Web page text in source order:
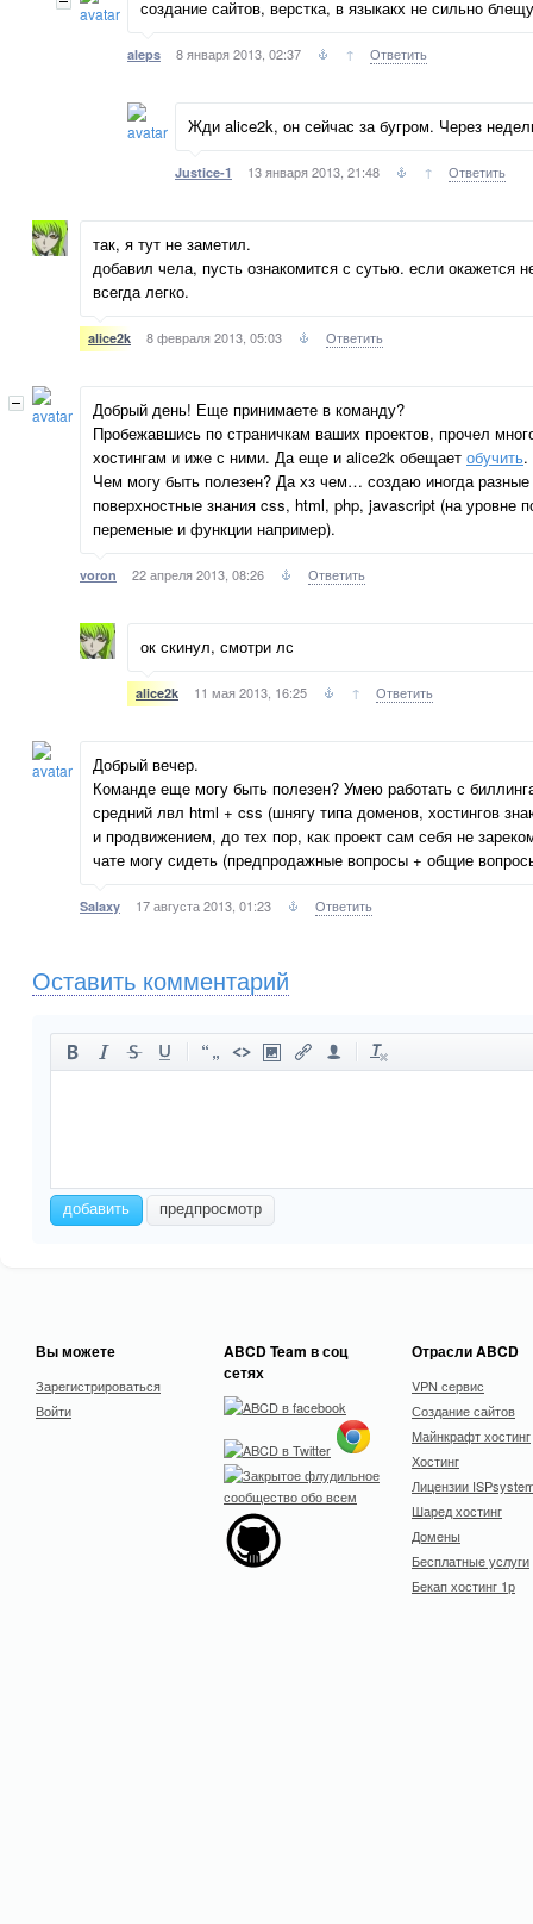
создание сайтов, верстка, в языкакх не сильно блещу
aleps 8 января 2013, 02:37 ↑ Ответить
Жди alice2k, он сейчас за бугром. Через
Justice-1 13 января 2013, 21:48 ↑ Ответить
так, я тут не заметил.
добавил чела, пусть ознакомится с сутью. если окажется
всегда легко.
alice2k 8 февраля 2013, 05:03 Ответить
Добрый день! Еще принимаете в команду?
Пробежавшись по страничкам ваших проектов, прочел
хостингам и иже с ними. Да еще и alice2k обещает обучить.
Чем могу быть полезен? Да хз чем… создаю иногда
поверхностные знания css, html, php, javascript (на уровне
переменые и функции например).
voron 22 апреля 2013, 08:26 Ответить
ок скинул, смотри лс
alice2k 11 мая 2013, 16:25 ↑ Ответить
Добрый вечер.
Команде еще могу быть полезен? Умею работать с
средний лвл html + css (шнягу типа доменов, хостингов
и продвижением, до тех пор, как проект сам себя не
чате могу сидеть (предпродажные вопросы + общие
Salaxy 17 августа 2013, 01:23 Ответить
Оставить комментарий
-
-
-
-
добавить предпросмотр
Вы можете
Зарегистрироваться
Войти
ABCD Team в соц
сетях
Отрасли ABCD
VPN сервис
Создание сайтов
Майнкрафт хостинг
Хостинг
Лицензии
Шаред хостинг
Домены
Бесплатные услуги
Бекап хостинг 1р